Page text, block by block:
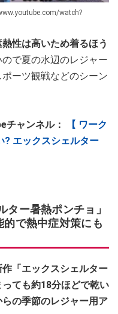
watch?
性は高いため着るほう
で夏の水辺のレジャー
ーツ観戦などのシーン
チャンネル：
【 ワーク
? エックスシェルター
ー暑熱ポンチョ」
で熱中症対策にも
「エックスシェルター
ても約18分ほどで乾い
の季節のレジャー用ア